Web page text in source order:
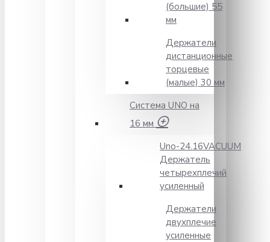
(большие) 55
мм
Держатели
дистанционные
торцевые
(малые) 30 мм
Система UNO на
16 мм
Unо-24.16VACUUM
Держатель
четырехплечий
усиленный
Держатели
двухплечие
усиленные